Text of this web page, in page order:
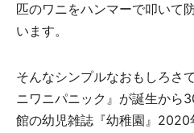
匹のワニをハンマーで叩いて
います。
そんなシンプルなおもしろさ
ニワニパニック』が誕生から
館の幼児雑誌『幼稚園』